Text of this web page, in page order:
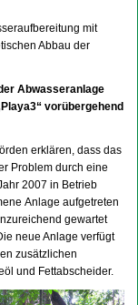
mit
Abbau der
Abwasseranlage
vorübergehend
erklären, dass das
Problem durch eine
2007 in Betrieb
Anlage aufgetreten
gewartet
neue Anlage verfügt
zusätzlichen
und Fettabscheider.